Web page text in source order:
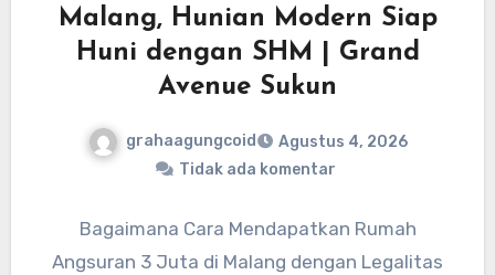
Malang, Hunian Modern Siap
Huni dengan SHM | Grand
Avenue Sukun
grahaagungcoid
Agustus 4, 2026
Tidak ada komentar
Bagaimana Cara Mendapatkan Rumah
Angsuran 3 Juta di Malang dengan Legalitas